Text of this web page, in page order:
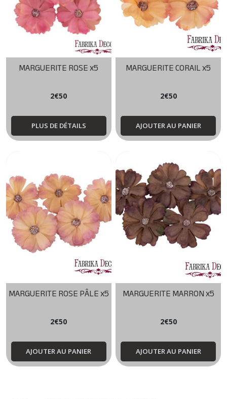
MARGUERITE ROSE x5
2€50
PLUS DE DÉTAILS
MARGUERITE CORAIL x5
2€50
AJOUTER AU PANIER
MARGUERITE ROSE PÂLE x5
2€50
AJOUTER AU PANIER
MARGUERITE MARRON x5
2€50
AJOUTER AU PANIER